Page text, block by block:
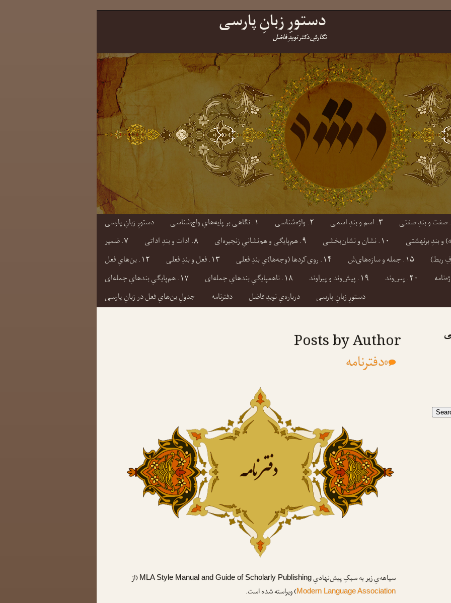
دستورِ زبانِ پارسی
نگارشِ دکتر نویدِ فاضل
دستورِ زبانِ پارسی ۱. نگاهی بر پایه‌هایِ واج‌شناسی ۲. واژه‌شناسی ۳. اسم و بندِ اسمی
۷. ضمیر
۸. ادات و بندِ اداتی ۹. هم‌پایگی و هم‌نشانیِ زنجیره‌ای ۱۰. نشان و نشان‌بخشی
۱۲. بن‌هایِ فعل
۱۳. فعل و بندِ فعلی ۱۴. روی‌کردها (وجه‌ها)یِ بندِ فعلی ۱۵. جمله و سازه‌های‌ش
۱۷. هم‌پایگیِ بندهایِ جمله‌ای
۱۸. ناهمپایگیِ بندهایِ جمله‌ای ۱۹. پیش‌وند و پیراوند ۲۰. پس‌وند
جدولِ بن‌هایِ فعل در زبانِ پارسی
دفترنامه درباره‌یِ نویدِ فاضل دستورِ زبانِ پارسی
Posts by Author
دفترنامه 0
سیاهه‌یِ زیر به سبکِ پیش‌نهادیِMLA Style Manual and Guide of Scholarly Publishing (از
Modern Language Association) ویراسته شده است.